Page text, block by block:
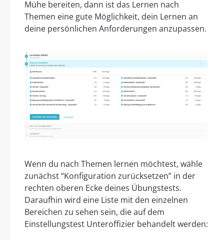
Mühe bereiten, dann ist das Lernen nach
Themen eine gute Möglichkeit, dein Lernen an
deine persönlichen Anforderungen anzupassen.
Wenn du nach Themen lernen möchtest, wähle
zunächst “Konfiguration zurücksetzen” in der
rechten oberen Ecke deines Übungstests.
Daraufhin wird eine Liste mit den einzelnen
Bereichen zu sehen sein, die auf dem
Einstellungstest Unteroffizier behandelt werden: